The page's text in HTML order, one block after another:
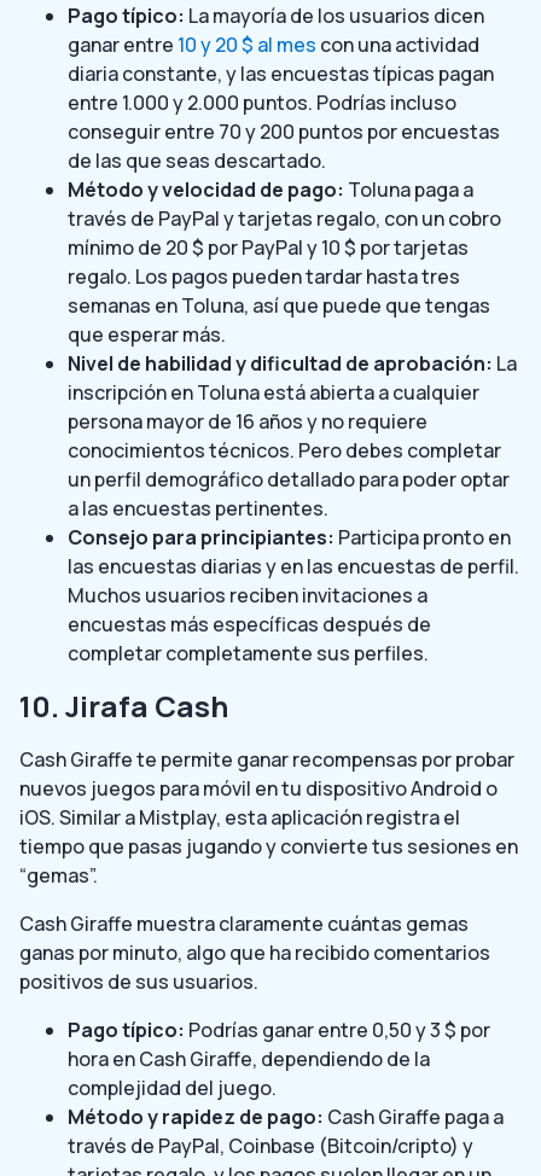
Pago típico: La mayoría de los usuarios dicen
ganar entre 10 y 20 $ al mes con una actividad
diaria constante, y las encuestas típicas pagan
entre 1.000 y 2.000 puntos. Podrías incluso
conseguir entre 70 y 200 puntos por encuestas
de las que seas descartado.
Método y velocidad de pago: Toluna paga a
través de PayPal y tarjetas regalo, con un cobro
mínimo de 20 $ por PayPal y 10 $ por tarjetas
regalo. Los pagos pueden tardar hasta tres
semanas en Toluna, así que puede que tengas
que esperar más.
Nivel de habilidad y dificultad de aprobación: La
inscripción en Toluna está abierta a cualquier
persona mayor de 16 años y no requiere
conocimientos técnicos. Pero debes completar
un perfil demográfico detallado para poder optar
a las encuestas pertinentes.
Consejo para principiantes: Participa pronto en
las encuestas diarias y en las encuestas de perfil.
Muchos usuarios reciben invitaciones a
encuestas más específicas después de
completar completamente sus perfiles.
10. Jirafa Cash
Cash Giraffe te permite ganar recompensas por probar
nuevos juegos para móvil en tu dispositivo Android o
iOS. Similar a Mistplay, esta aplicación registra el
tiempo que pasas jugando y convierte tus sesiones en
“gemas”.
Cash Giraffe muestra claramente cuántas gemas
ganas por minuto, algo que ha recibido comentarios
positivos de sus usuarios.
Pago típico: Podrías ganar entre 0,50 y 3 $ por
hora en Cash Giraffe, dependiendo de la
complejidad del juego.
Método y rapidez de pago: Cash Giraffe paga a
través de PayPal, Coinbase (Bitcoin/cripto) y